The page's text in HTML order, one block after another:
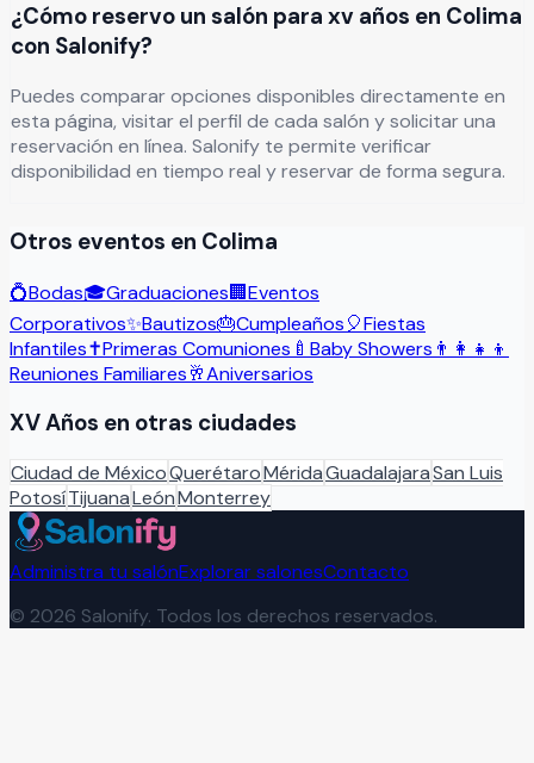
¿Cómo reservo un salón para xv años en Colima
con Salonify?
Puedes comparar opciones disponibles directamente en
esta página, visitar el perfil de cada salón y solicitar una
reservación en línea. Salonify te permite verificar
disponibilidad en tiempo real y reservar de forma segura.
Otros eventos en Colima
💍Bodas🎓Graduaciones🏢Eventos
Corporativos✨Bautizos🎂Cumpleaños🎈Fiestas
Infantiles✝️Primeras Comuniones 🍼 Baby Showers 👨‍👩‍👧‍👦
Reuniones Familiares🥂Aniversarios
XV Años en otras ciudades
Ciudad de MéxicoQuerétaroMéridaGuadalajaraSan Luis
PotosíTijuanaLeónMonterrey
Administra tu salónExplorar salonesContacto
© 2026 Salonify. Todos los derechos reservados.